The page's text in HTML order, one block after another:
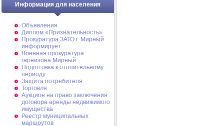
Информация для населения
Объявления
Диплом «Признательность»
Прокуратура ЗАТО г. Мирный
информирует
Военная прокуратура
гарнизона Мирный
Подготовка к отопительному
периоду
Защита потребителя
Торговля
Аукцион на право заключения
договора аренды недвижимого
имущества
Реестр муниципальных
маршрутов